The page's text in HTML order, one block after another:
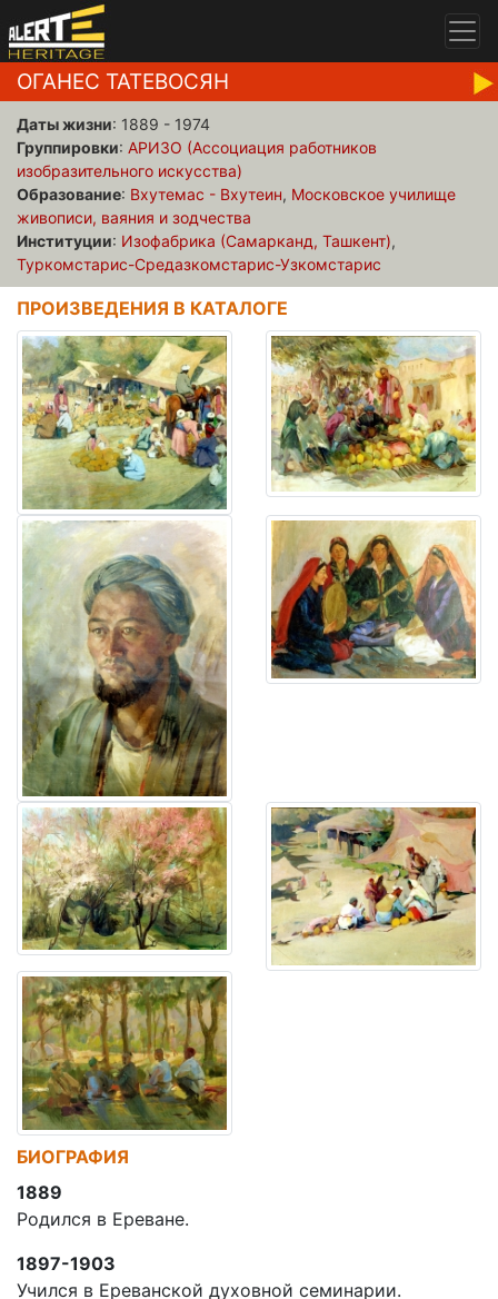
ОГАНЕС ТАТЕВОСЯН
Даты жизни: 1889 - 1974
Группировки: АРИЗО (Ассоциация работников
изобразительного искусства)
Образование: Вхутемас - Вхутеин, Московское училище
живописи, ваяния и зодчества
Институции: Изофабрика (Самарканд, Ташкент),
Туркомстарис-Средазкомстарис-Узкомстарис
ПРОИЗВЕДЕНИЯ В КАТАЛОГЕ
БИОГРАФИЯ
1889
Родился в Ереване.
1897-1903
Учился в Ереванской духовной семинарии.